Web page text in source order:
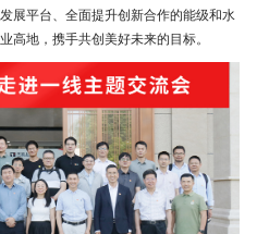
展平台、全面提升创新合作的能级和水
高地，携手共创美好未来的目标。